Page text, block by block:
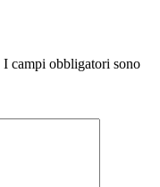
I campi obbligatori sono